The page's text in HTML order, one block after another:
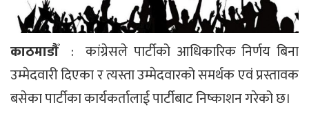
काठमाडौँ: कांग्रेसले पार्टीको आधिकारिक निर्णय बिना
उम्मेदवारी दिएका र त्यस्ता उम्मेदवारको समर्थक एवं प्रस्तावक
बसेका पार्टीका कार्यकर्तालाई पार्टीबाट निष्काशन गरेको छ।